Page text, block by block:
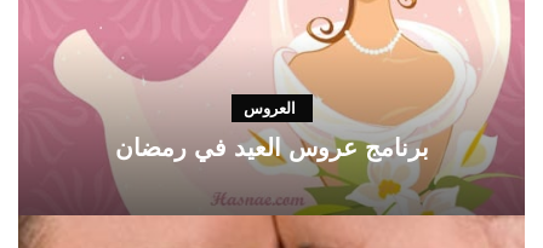
العروس
برنامج عروس العيد في رمضان